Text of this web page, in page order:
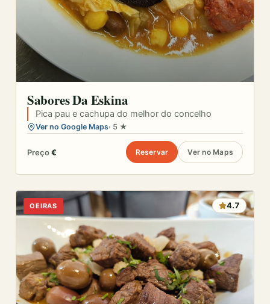
Sabores Da Eskina
Pica pau e cachupa do melhor do concelho
Ver no Google Maps· 5 ★
Preço€ Reservar Ver no Maps
OEIRAS 4.7